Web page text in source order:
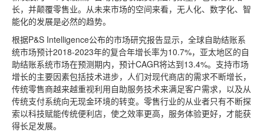
长，并颠覆零售业。从未来市场的空间来看，无人化、数字化、智
能化的发展是必然的趋势。
根据P&S Intelligence公布的市场研究报告显示，全球自助结账系
统市场预计2018-2023年的复合年增长率为10.7%，亚太地区的自
助结账系统市场在预测期内，预计CAGR将达到13.4%。支持市场
增长的主要因素包括技术进步，人们对现代商店的需求不断增长，
传统零售商越来越重视利用自助服务技术来满足客户需求，以及从
传统支付系统向无现金环境的转变。零售行业的从业者只有不断探
索以科技赋能传统便利店，使之效率更高，服务体验更好，才能获
得长足发展。